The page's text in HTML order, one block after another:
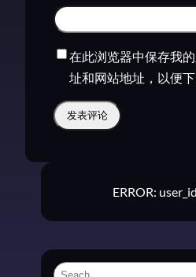
在此浏览器中保存我
址和网站地址，以便下
ERROR:
S